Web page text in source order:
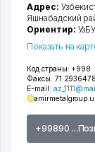
Код страны: +998
Факсы: 71 2936478
E-mail:
+99890
Адрес:
Яшнабадский
Ориентир:
Показать на